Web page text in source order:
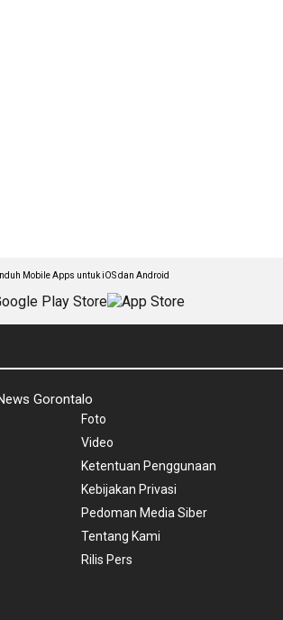
Mobile Apps untuk iOS dan Android
Gorontalo
Foto
Video
Ketentuan Penggunaan
Kebijakan Privasi
Pedoman Media Siber
Tentang Kami
Rilis Pers